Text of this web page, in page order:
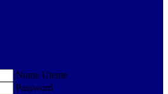
Nome Utente
Password